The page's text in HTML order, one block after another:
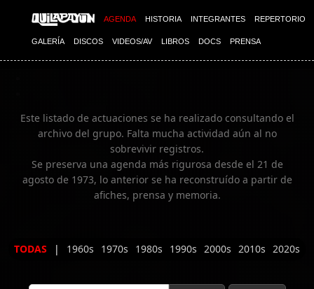
AGENDA HISTORIA INTEGRANTES REPERTORIO
GALERÍA DISCOS VIDEOS/AV LIBROS DOCS PRENSA
Imagen 02
Este listado de actuaciones se ha realizado consultando el
archivo del grupo. Falta mucha actividad aún al no
sobrevivir registros.
Se preserva una agenda más rigurosa desde el 21 de
agosto de 1973, lo anterior se ha reconstruído a partir de
afiches, prensa y memoria.
TODAS | 1960s 1970s 1980s 1990s 2000s 2010s 2020s